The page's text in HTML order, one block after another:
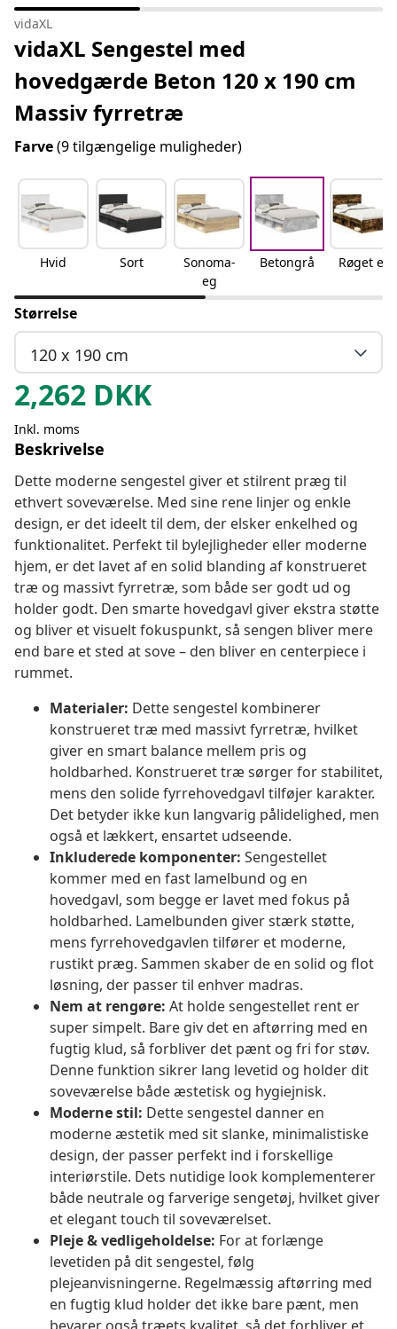
vidaXL
vidaXL Sengestel med
hovedgærde Beton 120 x 190 cm
Massiv fyrretræ
Farve(9 tilgængelige muligheder)
Hvid Sort
Sonoma-
eg
Betongrå Røget eg
Størrelse
120 x 190 cm
2,262 DKK
Inkl. moms
Beskrivelse
Dette moderne sengestel giver et stilrent præg til
ethvert soveværelse. Med sine rene linjer og enkle
design, er det ideelt til dem, der elsker enkelhed og
funktionalitet. Perfekt til bylejligheder eller moderne
hjem, er det lavet af en solid blanding af konstrueret
træ og massivt fyrretræ, som både ser godt ud og
holder godt. Den smarte hovedgavl giver ekstra støtte
og bliver et visuelt fokuspunkt, så sengen bliver mere
end bare et sted at sove – den bliver en centerpiece i
rummet.
Materialer: Dette sengestel kombinerer
konstrueret træ med massivt fyrretræ, hvilket
giver en smart balance mellem pris og
holdbarhed. Konstrueret træ sørger for stabilitet,
mens den solide fyrrehovedgavl tilføjer karakter.
Det betyder ikke kun langvarig pålidelighed, men
også et lækkert, ensartet udseende.
Inkluderede komponenter: Sengestellet
kommer med en fast lamelbund og en
hovedgavl, som begge er lavet med fokus på
holdbarhed. Lamelbunden giver stærk støtte,
mens fyrrehovedgavlen tilfører et moderne,
rustikt præg. Sammen skaber de en solid og flot
løsning, der passer til enhver madras.
Nem at rengøre: At holde sengestellet rent er
super simpelt. Bare giv det en aftørring med en
fugtig klud, så forbliver det pænt og fri for støv.
Denne funktion sikrer lang levetid og holder dit
soveværelse både æstetisk og hygiejnisk.
Moderne stil: Dette sengestel danner en
moderne æstetik med sit slanke, minimalistiske
design, der passer perfekt ind i forskellige
interiørstile. Dets nutidige look komplementerer
både neutrale og farverige sengetøj, hvilket giver
et elegant touch til soveværelset.
Pleje & vedligeholdelse: For at forlænge
levetiden på dit sengestel, følg
plejeanvisningerne. Regelmæssig aftørring med
en fugtig klud holder det ikke bare pænt, men